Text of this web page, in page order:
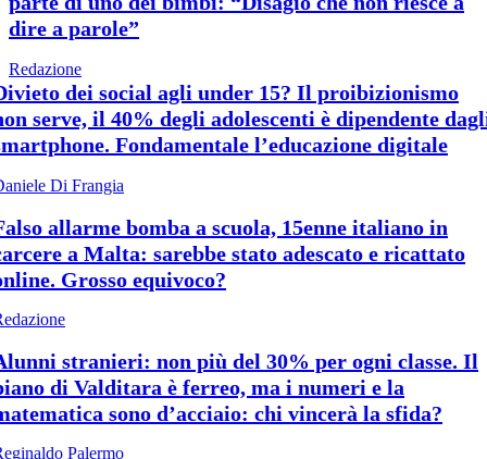
dire a parole”
Redazione
dei social agli under 15? Il proibizionismo
serve, il 40% degli adolescenti è dipendente
Fondamentale l’educazione digitale
Di Frangia
allarme bomba a scuola, 15enne italiano in
a Malta: sarebbe stato adescato e ricattato
Grosso equivoco?
stranieri: non più del 30% per ogni classe. Il
di Valditara è ferreo, ma i numeri e la
sono d’acciaio: chi vincerà la sfida?
Palermo